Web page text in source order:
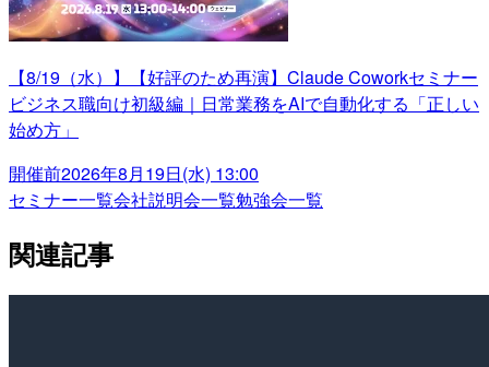
【8/19（水）】【好評のため再演】Claude Coworkセミナー
ビジネス職向け初級編｜日常業務をAIで自動化する「正しい
始め方」
開催前2026年8月19日(水) 13:00
セミナー一覧会社説明会一覧勉強会一覧
関連記事